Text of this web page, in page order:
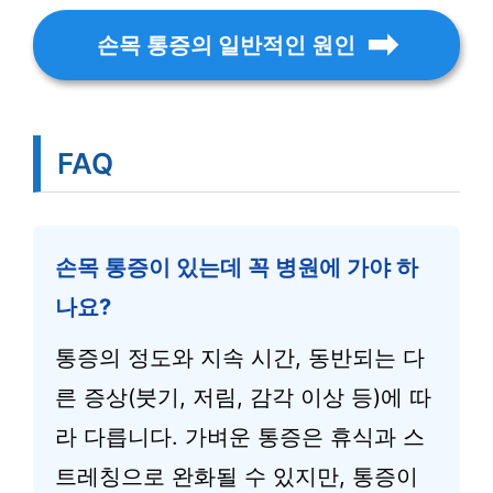
손목 통증의 일반적인 원인
FAQ
손목 통증이 있는데 꼭 병원에 가야 하
나요?
통증의 정도와 지속 시간, 동반되는 다
른 증상(붓기, 저림, 감각 이상 등)에 따
라 다릅니다. 가벼운 통증은 휴식과 스
트레칭으로 완화될 수 있지만, 통증이